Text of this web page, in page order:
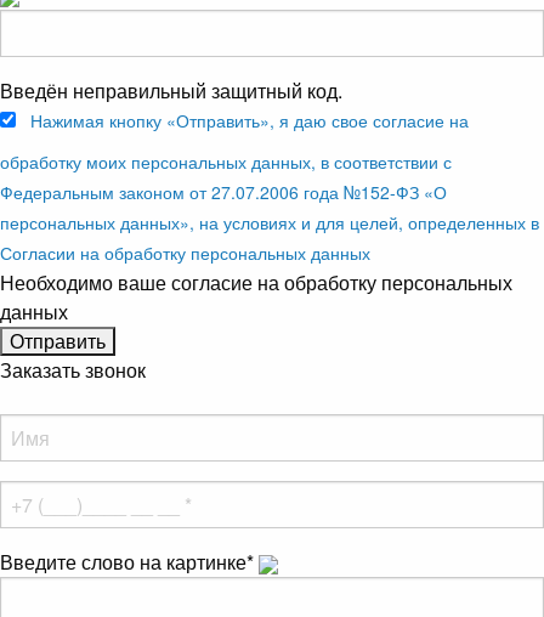
Введён неправильный защитный код.
Нажимая кнопку «Отправить», я даю свое согласие на
обработку моих персональных данных, в соответствии с
Федеральным законом от 27.07.2006 года №152-ФЗ «О
персональных данных», на условиях и для целей, определенных в
Согласии на обработку персональных данных
Необходимо ваше согласие на обработку персональных
данных
Заказать звонок
Введите слово на картинке*